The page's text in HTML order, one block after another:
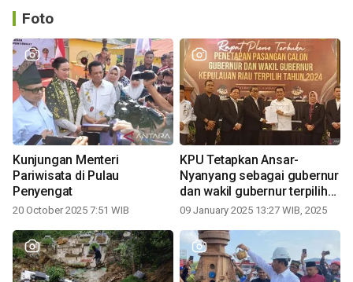
Foto
Kunjungan Menteri
Pariwisata di Pulau
Penyengat
20 October 2025 7:51 WIB
KPU Tetapkan Ansar-
Nyanyang sebagai gubernur
dan wakil gubernur terpilih
periode 2025-2030
09 January 2025 13:27 WIB, 2025